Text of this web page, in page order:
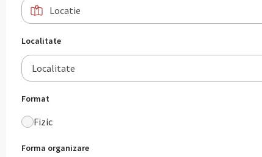
Localitate
Localitate
Format
Fizic
Forma organizare